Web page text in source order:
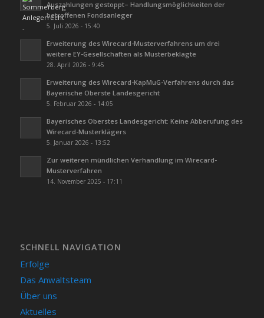
Auszahlungen gestoppt– Handlungsmöglichkeiten der
betroffenen Fondsanleger
5. Juli 2026 - 15:40
Erweiterung des Wirecard-Musterverfahrens um drei
weitere EY-Gesellschaften als Musterbeklagte
28. April 2026 - 9:45
Erweiterung des Wirecard-KapMuG-Verfahrens durch das
Bayerische Oberste Landesgericht
5. Februar 2026 - 14:05
Bayerisches Oberstes Landesgericht: Keine Abberufung des
Wirecard-Musterklägers
5. Januar 2026 - 13:52
Zur weiteren mündlichen Verhandlung im Wirecard-
Musterverfahren
14. November 2025 - 17:11
SCHNELL NAVIGATION
Erfolge
Das Anwaltsteam
Über uns
Aktuelles